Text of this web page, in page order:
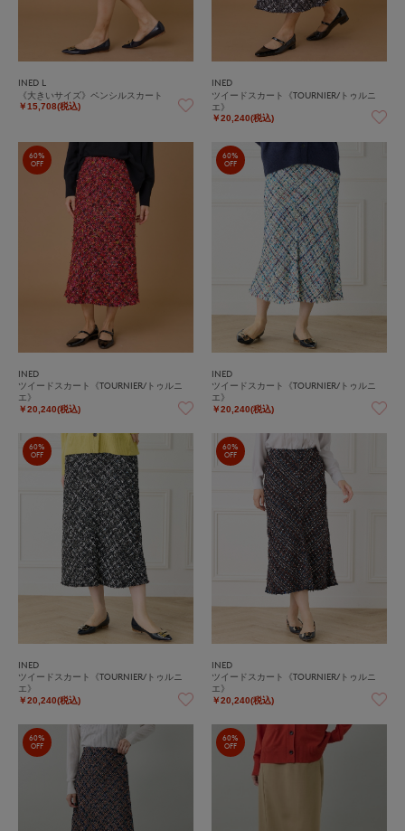
INED L
《大きいサイズ》ペンシルスカート
￥15,708(税込)
INED
ツイードスカート《TOURNIER/トゥルニ
エ》
￥20,240(税込)
60%
OFF
INED
ツイードスカート《TOURNIER/トゥルニ
エ》
￥20,240(税込)
60%
OFF
INED
ツイードスカート《TOURNIER/トゥルニ
エ》
￥20,240(税込)
60%
OFF
INED
ツイードスカート《TOURNIER/トゥルニ
エ》
￥20,240(税込)
60%
OFF
INED
ツイードスカート《TOURNIER/トゥルニ
エ》
￥20,240(税込)
60%
OFF
60%
OFF